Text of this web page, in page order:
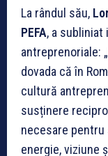
La rândul său,
PEFA, a
antreprenoriale:
dovada că în
cultură
susținere
necesare pentru
energie, viziune